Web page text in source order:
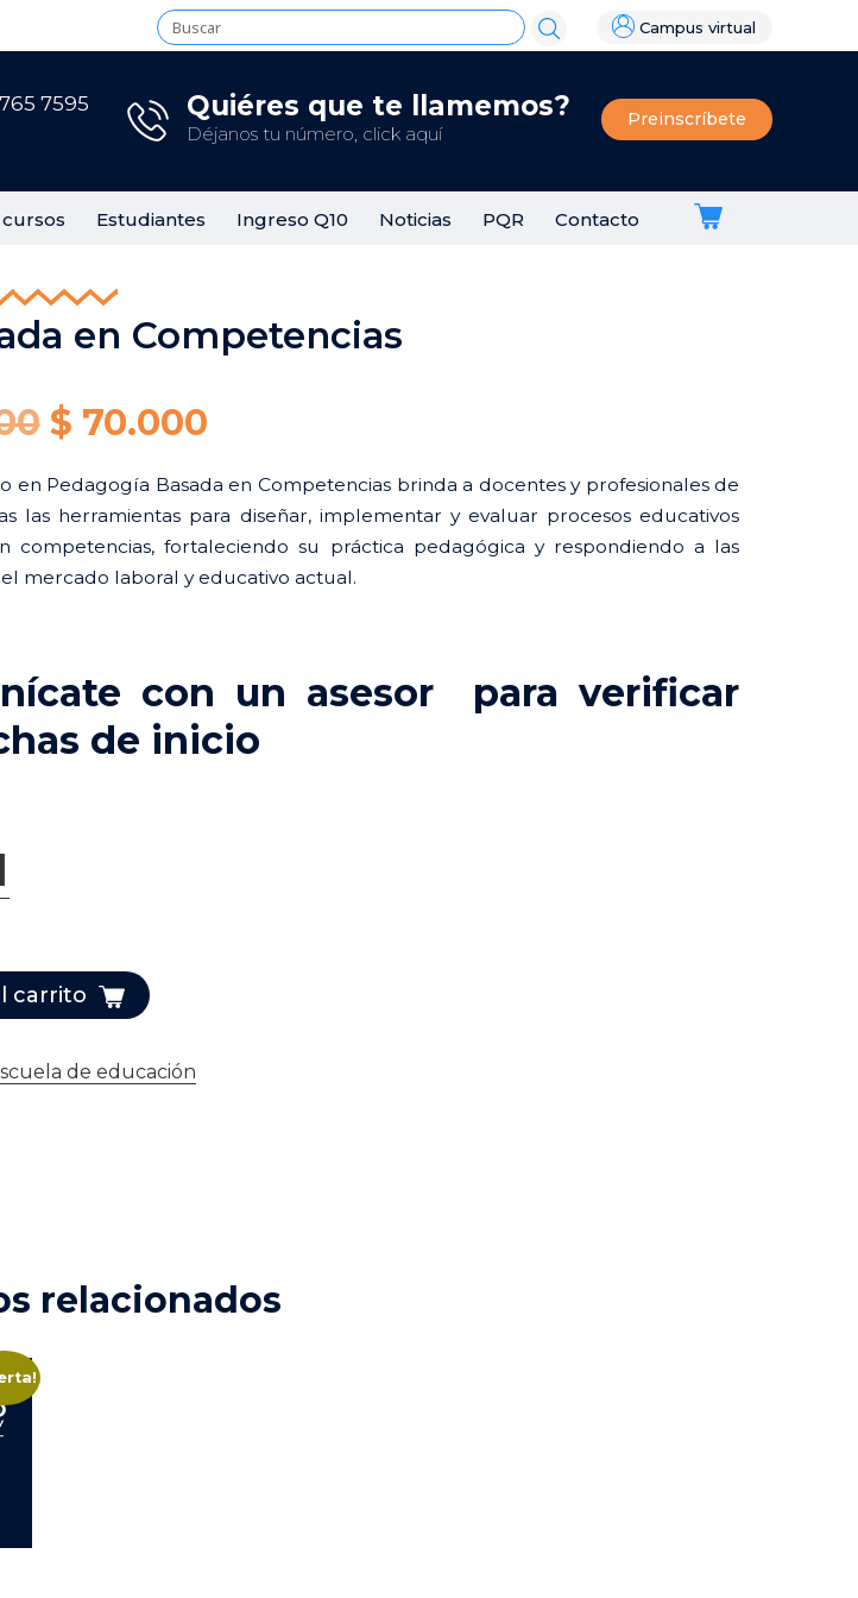
Campus virtual
7595 Quiéres que te llamemos?
Déjanos tu número, click aquí
Preinscríbete
Estudiantes Ingreso Q10 Noticias PQR Contacto
en Competencias
Original
price
was:
$ 75.000.
$ 70.000Current
price
is:
en Pedagogía Basada en Competencias brinda a docentes y profesionales de
las herramientas para diseñar, implementar y evaluar procesos educativos
competencias, fortaleciendo su práctica pedagógica y respondiendo a las
mercado laboral y educativo actual.
con un asesor para verificar
de inicio
carrito
de educación
relacionados